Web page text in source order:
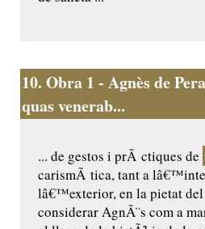
10. Obra 1 - Agnès de
quas venerab...
... de gestos i prÃ ctiques de
carismÃ tica, tant a
lâ€™exterior, en la pietat del
considerar AgnÃ¨s com a